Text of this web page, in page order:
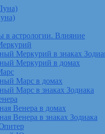
в астрологии. Влияние
Меркурий в знаках
Меркурий в домах
Марс в домах
Марс в знаках Зодиака
Венера в домах
Венера в знаках Зодиака